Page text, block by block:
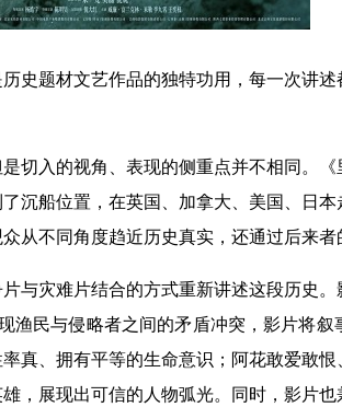
史题材文艺作品的独特功用，每一次讲
切入的视角、表现的侧重点并不相同。
沉船位置，在英国、加拿大、美国、日
从不同角度趋近历史真实，还通过后来者
与灾难片结合的方式重新讲述这段历史
渔民与侵略者之间的矛盾冲突，影片将
真、拥有平等的生命意识；阿花敢爱敢
，展现出可信的人物弧光。同时，影片